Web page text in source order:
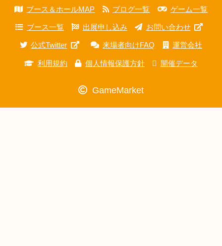
ブース＆ホールMAP ブログ一覧 ゲーム一覧
ブース一覧 出展申し込み お問い合わせ
公式Twitter 来場者向けFAQ 運営会社
利用規約 個人情報保護方針 開催データ
GameMarket